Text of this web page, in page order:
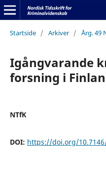
Startside / Arkiver / Årg. 49
Igångvarande
forsning i
NTfK
DOI: https://doi.org/